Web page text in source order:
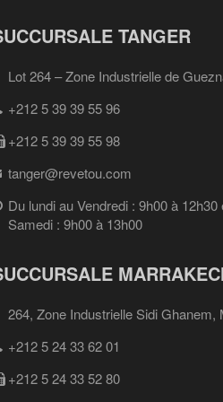
TANGER
Lot 264 – Zone Industrielle de
+212 5 39 39 55 96
+212 5 39 39 55 98
tanger@revetou.com
Du lundi au Vendredi : 9h00 à
Samedi : 9h00 à 13h00
264, Zone Industrielle Sidi Ghanem,
+212 5 24 33 62 01
+212 5 24 33 52 80